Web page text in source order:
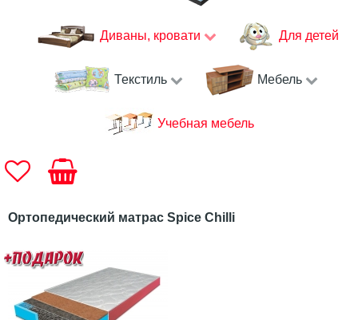
Диваны, кровати Для детей
Текстиль Мебель
Учебная мебель
Ортопедический матрас Spice Chilli